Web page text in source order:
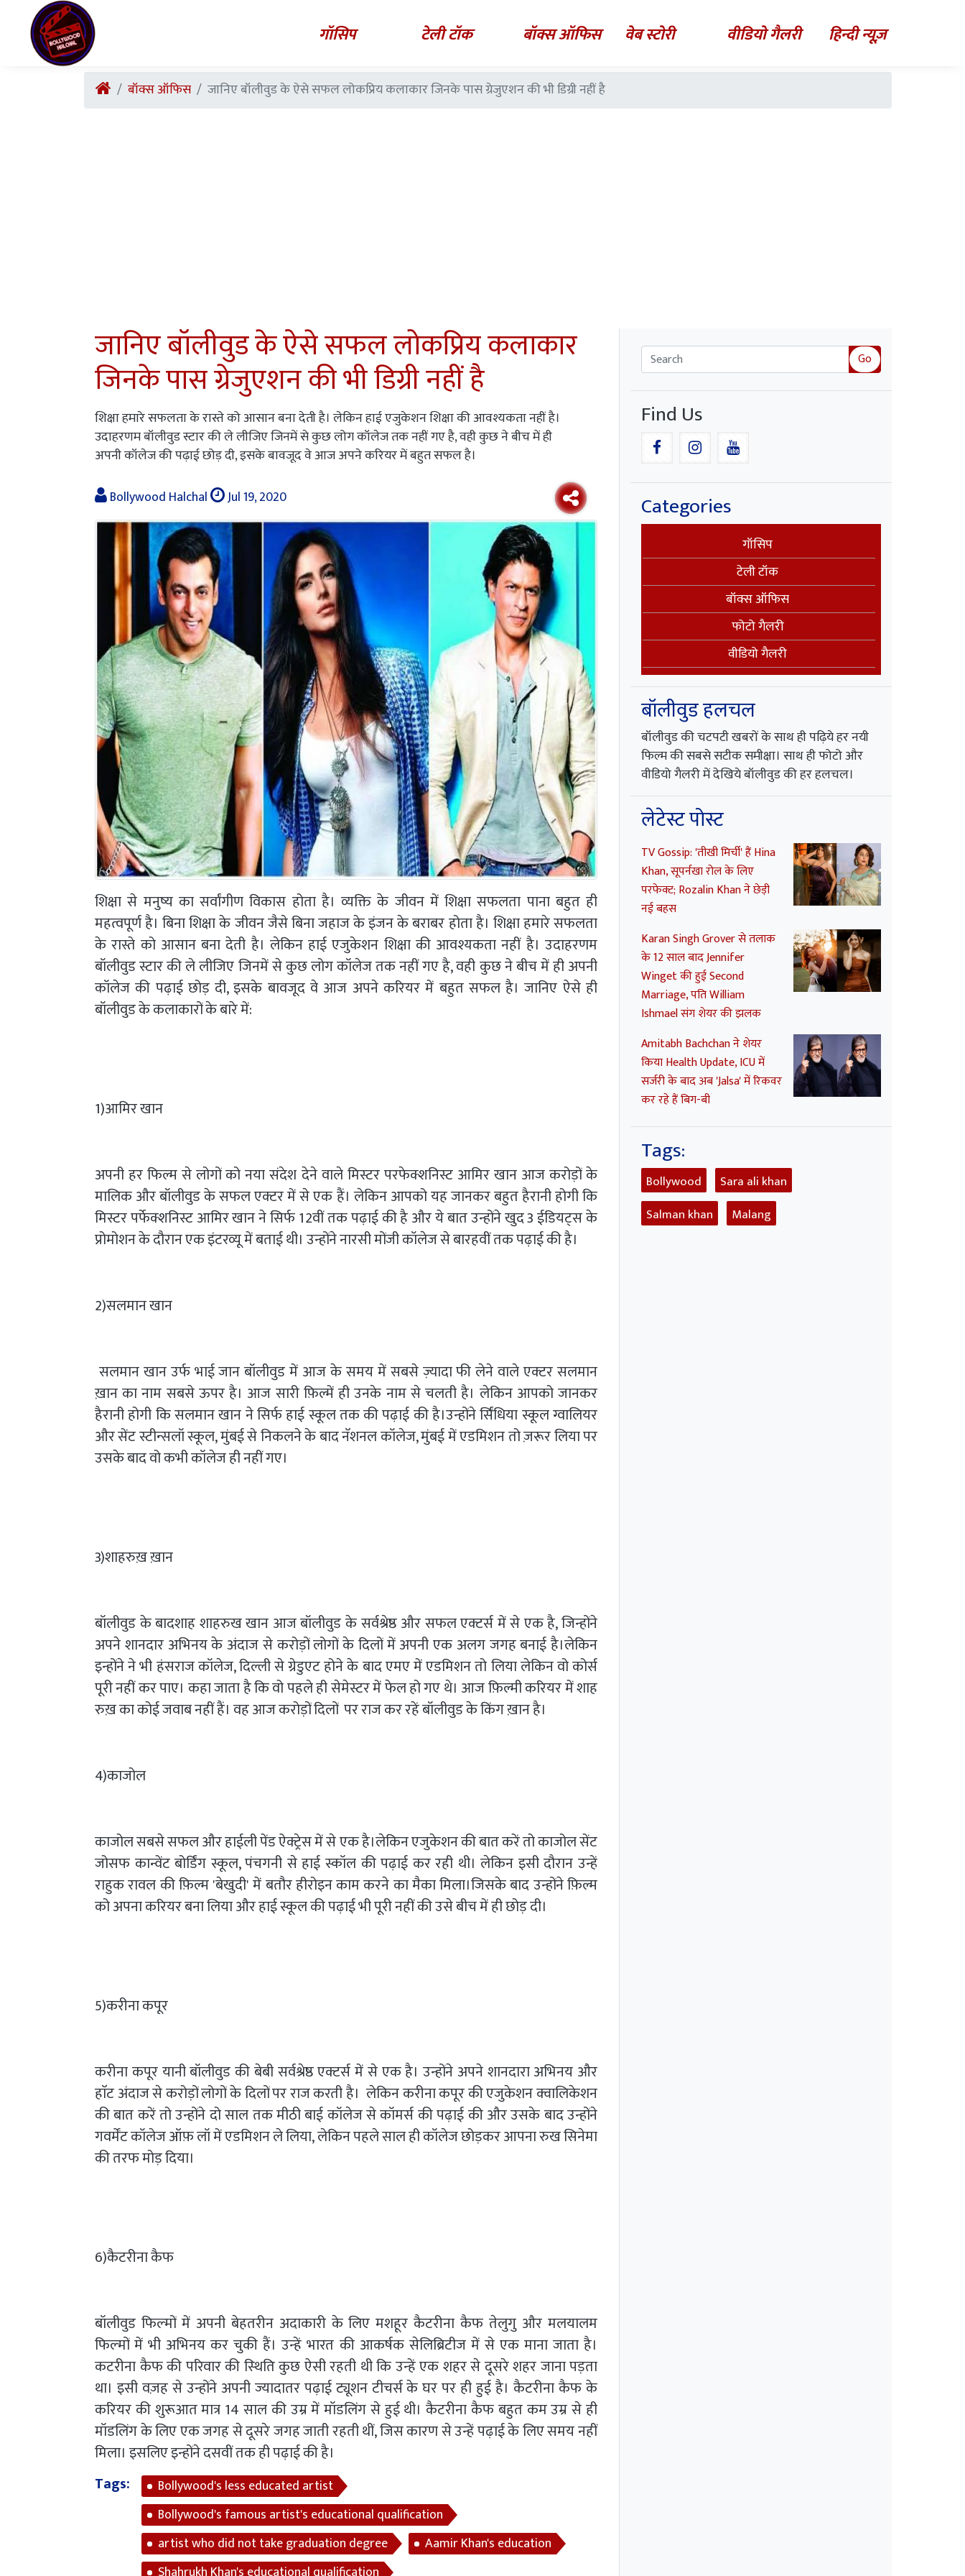
गॉसिप टेली टॉक बॉक्स ऑफिस वेब स्टोरी वीडियो गैलरी हिन्दी न्यूज़
बॉक्स ऑफिस जानिए बॉलीवुड के ऐसे सफल लोकप्रिय कलाकार जिनके पास ग्रेजुएशन की भी डिग्री नहीं है
जानिए बॉलीवुड के ऐसे सफल लोकप्रिय कलाकार
जिनके पास ग्रेजुएशन की भी डिग्री नहीं है
शिक्षा हमारे सफलता के रास्ते को आसान बना देती है। लेकिन हाई एजुकेशन शिक्षा की आवश्यकता नहीं है।
उदाहरणम बॉलीवुड स्टार की ले लीजिए जिनमें से कुछ लोग कॉलेज तक नहीं गए है, वही कुछ ने बीच में ही
अपनी कॉलेज की पढ़ाई छोड़ दी, इसके बावजूद वे आज अपने करियर में बहुत सफल है।
Bollywood Halchal
Jul 19, 2020
शिक्षा से मनुष्य का सर्वांगीण विकास होता है। व्यक्ति के जीवन में शिक्षा सफलता पाना बहुत ही
महत्वपूर्ण है। बिना शिक्षा के जीवन जैसे बिना जहाज के इंजन के बराबर होता है। शिक्षा हमारे सफलता
के रास्ते को आसान बना देती है। लेकिन हाई एजुकेशन शिक्षा की आवश्यकता नहीं है। उदाहरणम
बॉलीवुड स्टार की ले लीजिए जिनमें से कुछ लोग कॉलेज तक नहीं गए है, वही कुछ ने बीच में ही अपनी
कॉलेज की पढ़ाई छोड़ दी, इसके बावजूद वे आज अपने करियर में बहुत सफल है। जानिए ऐसे ही
बॉलीवुड के कलाकारों के बारे में:
1)आमिर खान
अपनी हर फिल्म से लोगों को नया संदेश देने वाले मिस्टर परफेक्शनिस्ट आमिर खान आज करोड़ों के
मालिक और बॉलीवुड के सफल एक्टर में से एक हैं। लेकिन आपको यह जानकर बहुत हैरानी होगी कि
मिस्टर पर्फेक्शनिस्ट आमिर खान ने सिर्फ 12वीं तक पढ़ाई की है और ये बात उन्होंने खुद 3 ईडियट्स के
प्रोमोशन के दौरान एक इंटरव्यू में बताई थी। उन्होंने नारसी मोंजी कॉलेज से बारहवीं तक पढ़ाई की है।
2)सलमान खान
सलमान खान उर्फ भाई जान बॉलीवुड में आज के समय में सबसे ज़्यादा फी लेने वाले एक्टर सलमान
ख़ान का नाम सबसे ऊपर है। आज सारी फ़िल्में ही उनके नाम से चलती है। लेकिन आपको जानकर
हैरानी होगी कि सलमान खान ने सिर्फ हाई स्कूल तक की पढ़ाई की है।उन्होंने र्सिंधिया स्कूल ग्वालियर
और सेंट स्टीन्सलॉ स्कूल, मुंबई से निकलने के बाद नॅशनल कॉलेज, मुंबई में एडमिशन तो ज़रूर लिया पर
उसके बाद वो कभी कॉलेज ही नहीं गए।
3)शाहरुख़ ख़ान
बॉलीवुड के बादशाह शाहरुख खान आज बॉलीवुड के सर्वश्रेष्ठ और सफल एक्टर्स में से एक है, जिन्होंने
अपने शानदार अभिनय के अंदाज से करोड़ों लोगों के दिलों में अपनी एक अलग जगह बनाई है।लेकिन
इन्होंने ने भी हंसराज कॉलेज, दिल्ली से ग्रेडुएट होने के बाद एमए में एडमिशन तो लिया लेकिन वो कोर्स
पूरी नहीं कर पाए। कहा जाता है कि वो पहले ही सेमेस्टर में फेल हो गए थे। आज फ़िल्मी करियर में शाह
रुख़ का कोई जवाब नहीं हैं। वह आज करोड़ों दिलों पर राज कर रहें बॉलीवुड के किंग ख़ान है।
4)काजोल
काजोल सबसे सफल और हाईली पेंड ऐक्ट्रेस में से एक है।लेकिन एजुकेशन की बात करें तो काजोल सेंट
जोसफ कान्वेंट बोर्डिंग स्कूल, पंचगनी से हाई स्कॉल की पढ़ाई कर रही थी। लेकिन इसी दौरान उन्हें
राहुक रावल की फ़िल्म 'बेखुदी' में बतौर हीरोइन काम करने का मैका मिला।जिसके बाद उन्होंने फ़िल्म
को अपना करियर बना लिया और हाई स्कूल की पढ़ाई भी पूरी नहीं की उसे बीच में ही छोड़ दी।
5)करीना कपूर
करीना कपूर यानी बॉलीवुड की बेबी सर्वश्रेष्ठ एक्टर्स में से एक है। उन्होंने अपने शानदारा अभिनय और
हाॅट अंदाज से करोड़ों लोगों के दिलों पर राज करती है। लेकिन करीना कपूर की एजुकेशन क्वालिकेशन
की बात करें तो उन्होंने दो साल तक मीठी बाई कॉलेज से कॉमर्स की पढ़ाई की और उसके बाद उन्होंने
गवर्मेंट कॉलेज ऑफ़ लॉ में एडमिशन ले लिया, लेकिन पहले साल ही कॉलेज छोड़कर आपना रुख सिनेमा
की तरफ मोड़ दिया।
6)कैटरीना कैफ
बॉलीवुड फिल्‍मों में अपनी बेहतरीन अदाकारी के लिए मशहूर कैटरीना कैफ तेलुगु और मलयालम
फिल्‍मों में भी अभिनय कर चुकी हैं। उन्‍हें भारत की आकर्षक सेलिब्रिटीज में से एक माना जाता है।
कटरीना कैफ की परिवार की स्‍थिति कुछ ऐसी रहती थी कि उन्‍हें एक शहर से दूसरे शहर जाना पड़ता
था। इसी वज़ह से उन्होंने अपनी ज्‍यादातर पढ़ाई ट्यूशन टीचर्स के घर पर ही हुई है। कैटरीना कैफ के
करियर की शुरूआत मात्र 14 साल की उम्र में मॉडलिंग से हुई थी। कैटरीना कैफ बहुत कम उम्र से ही
मॉडलिंग के लिए एक जगह से दूसरे जगह जाती रहती थीं, जिस कारण से उन्हें पढ़ाई के लिए समय नहीं
मिला। इसलिए इन्होंने दसवीं तक ही पढ़ाई की है।
Tags:
Bollywood's less educated artist
Bollywood's famous artist's educational qualification
artist who did not take graduation degree
Aamir Khan's education
Go
Find Us
Categories
गॉसिप
टेली टॉक
बॉक्स ऑफिस
फोटो गैलरी
वीडियो गैलरी
बॉलीवुड हलचल
बॉलीवुड की चटपटी खबरों के साथ ही पढ़िये हर नयी
फिल्म की सबसे सटीक समीक्षा। साथ ही फोटो और
वीडियो गैलरी में देखिये बॉलीवुड की हर हलचल।
लेटेस्ट पोस्ट
TV Gossip: 'तीखी मिर्ची' हैं Hina
Khan, सूपर्नखा रोल के लिए
परफेक्ट; Rozalin Khan ने छेड़ी
नई बहस
Karan Singh Grover से तलाक
के 12 साल बाद Jennifer
Winget की हुई Second
Marriage, पति William
Ishmael संग शेयर की झलक
Amitabh Bachchan ने शेयर
किया Health Update, ICU में
सर्जरी के बाद अब 'Jalsa' में रिकवर
कर रहे हैं बिग-बी
Tags:
Bollywood
Sara ali khan
Salman khan
Malang